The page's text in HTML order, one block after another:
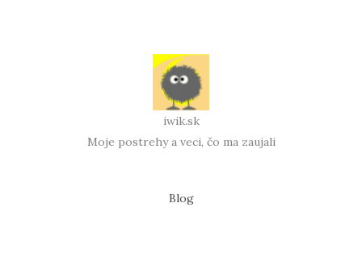
iwik.sk
Moje postrehy a veci, čo ma zaujali
Blog